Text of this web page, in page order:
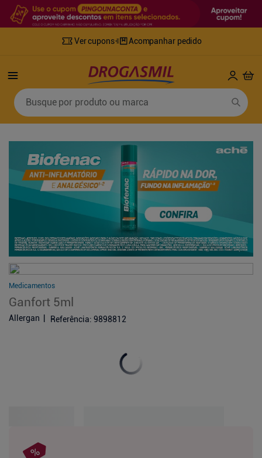
Ver cupons Acompanhar pedido
Busque por produto ou marca
Medicamentos
Ganfort 5ml
Allergan Referência: 9898812
Termos mais buscados
3º
retinol
4º
mounjaro
fralda geriatrica
9º
fralda xg
10º shampoo